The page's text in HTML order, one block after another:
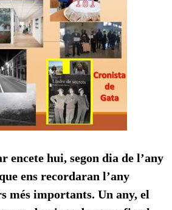
encete hui, segon dia de l’any
ens recordaran l’any
més importants. Un any, el